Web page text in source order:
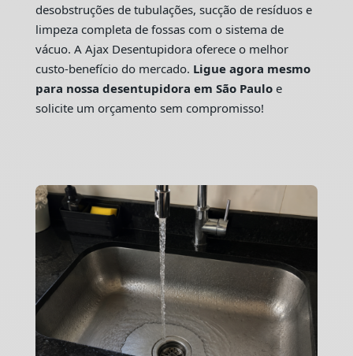
desobstruções de tubulações, sucção de resíduos e
limpeza completa de fossas com o sistema de
vácuo. A Ajax Desentupidora oferece o melhor
custo-benefício do mercado. Ligue agora mesmo
para nossa desentupidora em São Pauloe
solicite um orçamento sem compromisso!